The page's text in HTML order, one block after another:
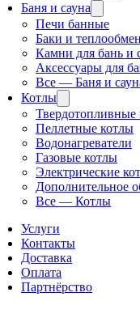
Баня и сауна
Печи банные
Баки и
Камни для бань и
Аксессуары для
Все — Баня и
Котлы
Твердотопливные
Пеллетные котлы
Водонагреватели
Газовые котлы
Электрические
Дополнительное
Все — Котлы
Услуги
Контакты
Доставка
Оплата
Партнёрство